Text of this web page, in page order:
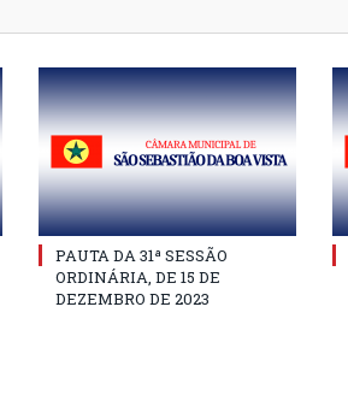
PAUTA DA 31ª SESSÃO
ORDINÁRIA, DE 15 DE
DEZEMBRO DE 2023